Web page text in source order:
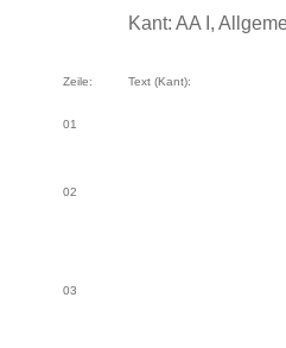
Kant: AA I,
Zeile: Text (Kant):
01
02
03